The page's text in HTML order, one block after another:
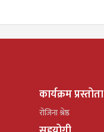
कार्यक्रम प्रस्तोता
रोजिना श्रेष्ठ